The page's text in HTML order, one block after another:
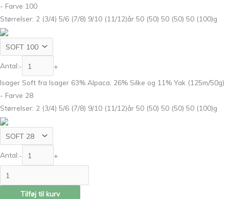
- Farve 100
Størrelser: 2 (3/4) 5/6 (7/8) 9/10 (11/12)år 50 (50) 50 (50) 50 (100)g
Antal:-
+
Isager Soft fra Isager 63% Alpaca, 26% Silke og 11% Yak (125m/50g)
- Farve 28
Størrelser: 2 (3/4) 5/6 (7/8) 9/10 (11/12)år 50 (50) 50 (50) 50 (100)g
Antal:- +
Tilføj til kurv